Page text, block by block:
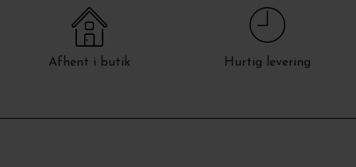
Afhent i butik Hurtig levering